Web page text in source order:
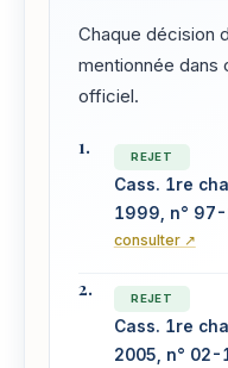
Chaque décision
mentionnée dans
officiel.
REJET
Cass. 1re
1999, n°
consulter ↗
REJET
Cass. 1re
2005, n° 02-